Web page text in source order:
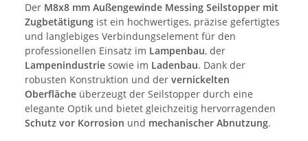
Der M8x8 mm Außengewinde Messing Seilstopper mit
Zugbetätigung ist ein hochwertiges, präzise gefertigtes
und langlebiges Verbindungselement für den
professionellen Einsatz im Lampenbau, der
Lampenindustrie sowie im Ladenbau. Dank der
robusten Konstruktion und der vernickelten
Oberfläche überzeugt der Seilstopper durch eine
elegante Optik und bietet gleichzeitig hervorragenden
Schutz vor Korrosion und mechanischer Abnutzung.